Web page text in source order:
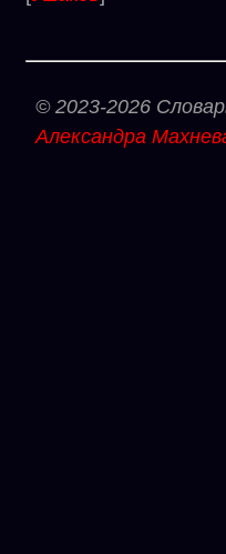
© 2023-2026
Александра